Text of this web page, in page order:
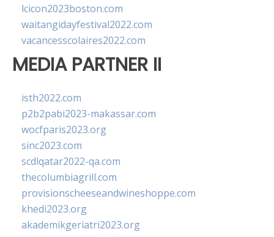
lcicon2023boston.com
waitangidayfestival2022.com
vacancesscolaires2022.com
MEDIA PARTNER II
isth2022.com
p2b2pabi2023-makassar.com
wocfparis2023.org
sinc2023.com
scdlqatar2022-qa.com
thecolumbiagrill.com
provisionscheeseandwineshoppe.com
khedi2023.org
akademikgeriatri2023.org